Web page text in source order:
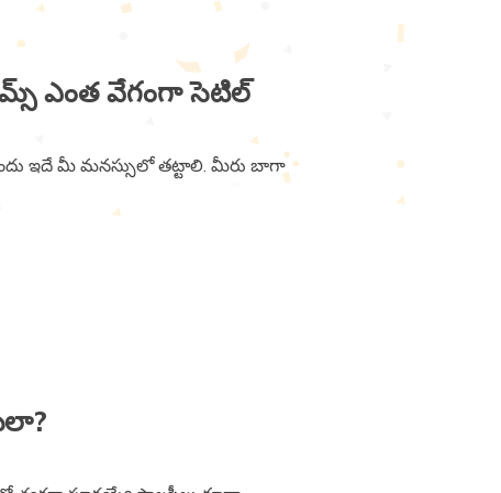
ఎంత వేగంగా సెటిల్​
ఇదే మీ మనస్సులో తట్టాలి. మీరు బాగా